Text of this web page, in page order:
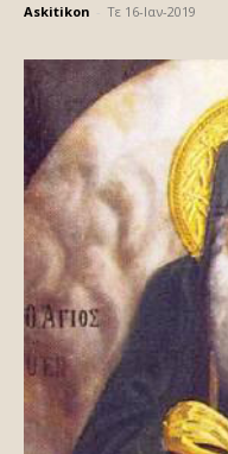
Askitikon Τε 16-Ιαν-2019